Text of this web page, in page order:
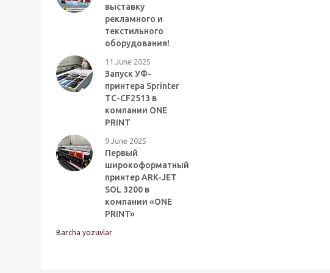
выставку
рекламного и
текстильного
оборудования!
11 June 2025
Запуск УФ-
принтера Sprinter
TC-CF2513 в
компании ONE
PRINT
9 June 2025
Первый
широкоформатный
принтер ARK-JET
SOL 3200 в
компании «ONE
PRINT»
Barcha yozuvlar